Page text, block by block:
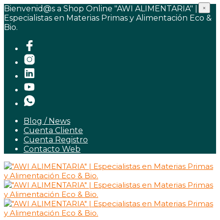
Bienvenid@s a Shop Online "AWI ALIMENTARIA" |
Especialistas en Materias Primas y Alimentación Eco &
Bio.
Blog / News
Cuenta Cliente
Cuenta Registro
Contacto Web
×